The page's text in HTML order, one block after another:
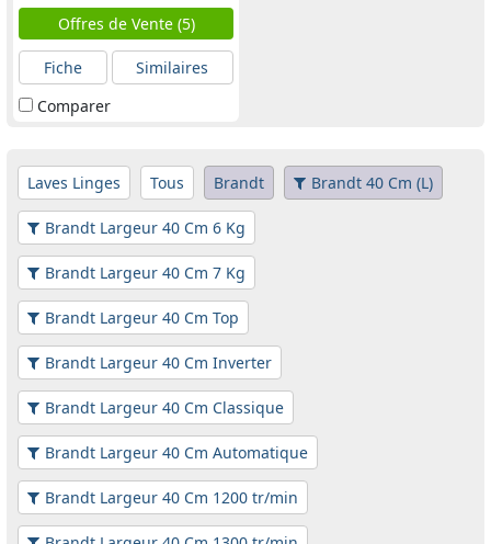
Offres de Vente (5)
Fiche
Similaires
Comparer
Laves Linges Tous Brandt Brandt 40 Cm (L)
Brandt Largeur 40 Cm 6 Kg
Brandt Largeur 40 Cm 7 Kg
Brandt Largeur 40 Cm Top
Brandt Largeur 40 Cm Inverter
Brandt Largeur 40 Cm Classique
Brandt Largeur 40 Cm Automatique
Brandt Largeur 40 Cm 1200 tr/min